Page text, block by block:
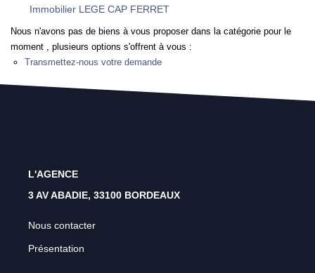
Rénovation Énergétique
Syndic
Gestion Locative
Immobilier LEGE CAP FERRET
Nous n'avons pas de biens à vous proposer dans la catégorie pour le
moment , plusieurs options s'offrent à vous :
Transmettez-nous votre demande
L'AGENCE
3 AV ABADIE, 33100 BORDEAUX
Nous contacter
Présentation